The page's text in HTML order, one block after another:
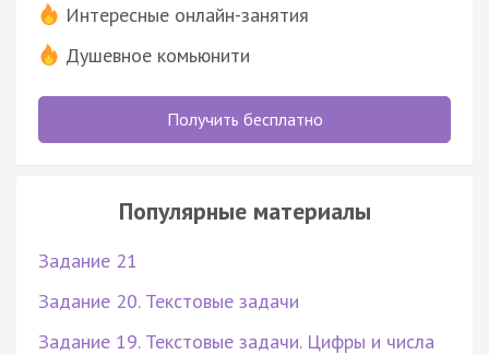
Интересные онлайн-занятия
Душевное комьюнити
Получить бесплатно
Популярные материалы
Задание 21
Задание 20. Текстовые задачи
Задание 19. Текстовые задачи. Цифры и числа